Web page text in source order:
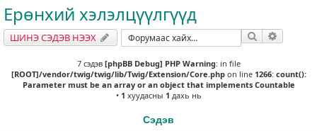
Ерөнхий хэлэлцүүлгүүд
ШИНЭ СЭДЭВ НЭЭХ Хайлт
7 сэдэв [phpBB Debug] PHP Warning: in file
[ROOT]/vendor/twig/twig/lib/Twig/Extension/Core.phpon line 1266: count():
Parameter must be an array or an object that implements Countable
• 1 хуудасны 1 дахь нь
Сэдэв